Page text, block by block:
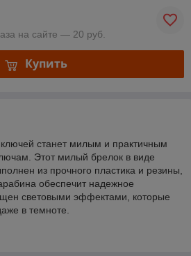
на сайте — 20 руб.
Купить
станет милым и практичным
Этот милый брелок в виде
из прочного пластика и резины,
обеспечит надежное
световыми эффектами, которые
в темноте.